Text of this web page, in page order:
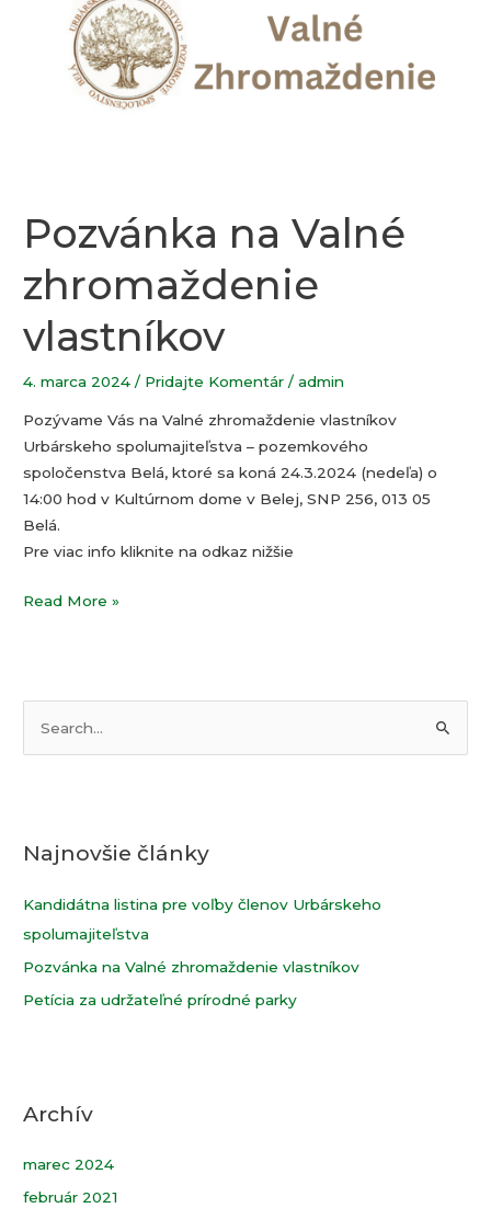
Pozvánka na Valné
zhromaždenie
vlastníkov
4. marca 2024/ Pridajte Komentár /admin
Pozývame Vás na Valné zhromaždenie vlastníkov
Urbárskeho spolumajiteľstva – pozemkového
spoločenstva Belá, ktoré sa koná 24.3.2024 (nedeľa) o
14:00 hod v Kultúrnom dome v Belej, SNP 256, 013 05
Belá.
Pre viac info kliknite na odkaz nižšie
zhromaždenie
vlastníkov
Read More »
a
a
ť
:
Najnovšie články
Kandidátna listina pre voľby členov Urbárskeho
spolumajiteľstva
Pozvánka na Valné zhromaždenie vlastníkov
Petícia za udržateľné prírodné parky
Archív
marec 2024
február 2021